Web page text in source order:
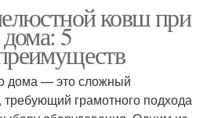
ковш при
дома: 5
дома — это сложный
грамотного подхода